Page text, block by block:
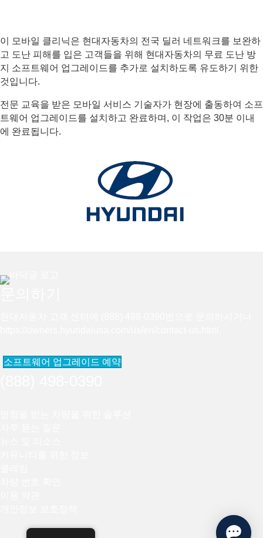
이 모바일 클리닉은 현대자동차의 전국 딜러 네트워크를 보완하
고 도난 피해를 입은 고객들을 위해 현대자동차의 무료 도난 방
지 소프트웨어 업그레이드를 추가로 설치하도록 유도하기 위한
것입니다.
전문 교육을 받은 모바일 서비스 기술자가 현장에 출동하여 소프
트웨어 업그레이드를 설치하고 완료하며, 이 작업은 30분 이내
에 완료됩니다.
소프트웨어 업그레이드 예약